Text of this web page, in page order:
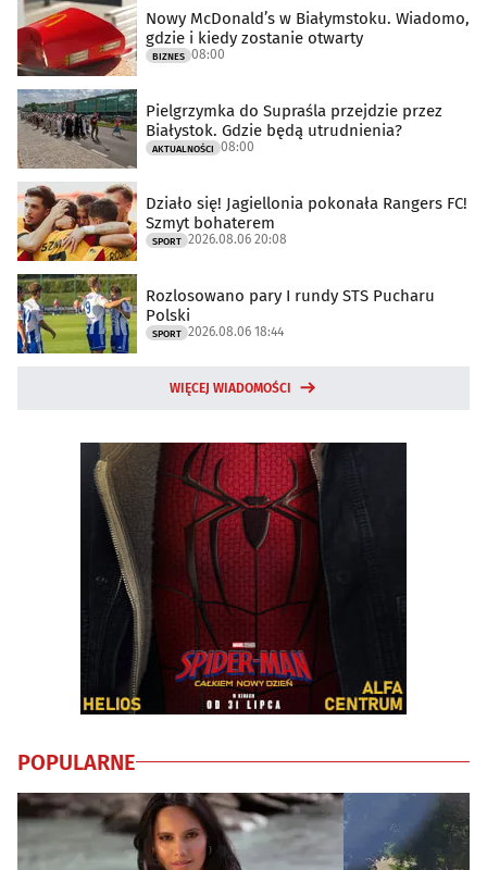
Nowy McDonald’s w Białymstoku. Wiadomo,
gdzie i kiedy zostanie otwarty
BIZNES 08:00
Pielgrzymka do Supraśla przejdzie przez
Białystok. Gdzie będą utrudnienia?
AKTUALNOŚCI 08:00
Działo się! Jagiellonia pokonała Rangers FC!
Szmyt bohaterem
SPORT 2026.08.06 20:08
Rozlosowano pary I rundy STS Pucharu
Polski
SPORT 2026.08.06 18:44
WIĘCEJ WIADOMOŚCI
POPULARNE